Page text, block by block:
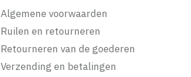
Algemene voorwaarden
Ruilen en retourneren
Retourneren van de goederen
Verzending en betalingen